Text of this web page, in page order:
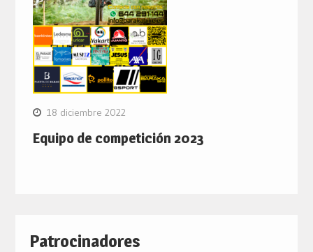
18 diciembre 2022
Equipo de competición 2023
Patrocinadores